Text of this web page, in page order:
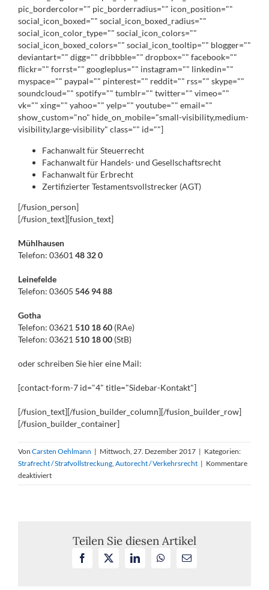
pic_bordercolor="" pic_borderradius="" icon_position=""
social_icon_boxed="" social_icon_boxed_radius=""
social_icon_color_type="" social_icon_colors=""
social_icon_boxed_colors="" social_icon_tooltip="" blogger=""
deviantart="" digg="" dribbble="" dropbox="" facebook=""
flickr="" forrst="" googleplus="" instagram="" linkedin=""
myspace="" paypal="" pinterest="" reddit="" rss="" skype=""
soundcloud="" spotify="" tumblr="" twitter="" vimeo=""
vk="" xing="" yahoo="" yelp="" youtube="" email=""
show_custom="no" hide_on_mobile="small-visibility,medium-
visibility,large-visibility" class="" id=""]
Fachanwalt für Steuerrecht
Fachanwalt für Handels- und Gesellschaftsrecht
Fachanwalt für Erbrecht
Zertifizierter Testamentsvollstrecker (AGT)
[/fusion_person]
[/fusion_text][fusion_text]
Mühlhausen
Telefon: 03601 48 32 0
Leinefelde
Telefon: 03605 546 94 88
Gotha
Telefon: 03621 510 18 60 (RAe)
Telefon: 03621 510 18 00 (StB)
oder schreiben Sie hier eine Mail:
[contact-form-7 id="4" title="Sidebar-Kontakt"]
[/fusion_text][/fusion_builder_column][/fusion_builder_row]
[/fusion_builder_container]
Von Carsten Oehlmann | Mittwoch, 27. Dezember 2017 | Kategorien:
Strafrecht / Strafvollstreckung, Autorecht / Verkehrsrecht | Kommentare
deaktiviertfür
BGH,
Teilen Sie diesen Artikel
Facebook LinkedInWhatsApp
E-